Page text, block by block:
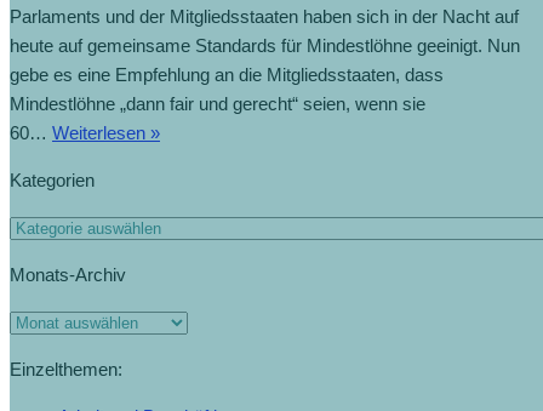
Parlaments und der Mitgliedsstaaten haben sich in der Nacht auf
heute auf gemeinsame Standards für Mindestlöhne geeinigt. Nun
gebe es eine Empfehlung an die Mitgliedsstaaten, dass
Mindestlöhne „dann fair und gerecht“ seien, wenn sie
60… Weiterlesen »EU
auf
(7.6.2022)
Kategorien
Kategorien
Monats-Archiv
Monats-
Einzelthemen: